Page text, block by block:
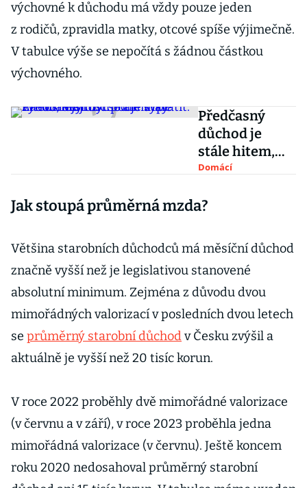
výchovné k důchodu má vždy pouze jeden
z rodičů, zpravidla matky, otcové spíše výjimečně.
V tabulce výše se nepočítá s žádnou částkou
výchovného.
Předčasný
důchod je
stále hitem,
nemusí se ale
mají být
výhodnější
Domácí
Jak stoupá průměrná mzda?
Většina starobních důchodců má měsíční důchod
značně vyšší než je legislativou stanovené
absolutní minimum. Zejména z důvodu dvou
mimořádných valorizací v posledních dvou letech
se průměrný starobní důchodv Česku zvýšil a
aktuálně je vyšší než 20 tisíc korun.
V roce 2022 proběhly dvě mimořádné valorizace
(v červnu a v září), v roce 2023 proběhla jedna
mimořádná valorizace (v červnu). Ještě koncem
roku 2020 nedosahoval průměrný starobní